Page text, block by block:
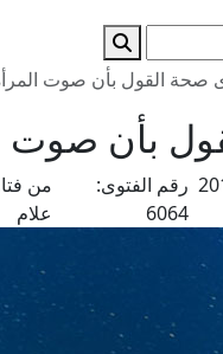
صحة القول بأن صوت
بأن صوت
2015 رقم الفتوى:
6064
من
علام